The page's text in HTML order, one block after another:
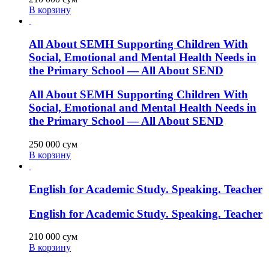
В корзину
All About SEMH Supporting Children With
Social, Emotional and Mental Health Needs in
the Primary School — All About SEND
All About SEMH Supporting Children With
Social, Emotional and Mental Health Needs in
the Primary School — All About SEND
250 000 сум
В корзину
English for Academic Study. Speaking. Teacher
English for Academic Study. Speaking. Teacher
210 000 сум
В корзину